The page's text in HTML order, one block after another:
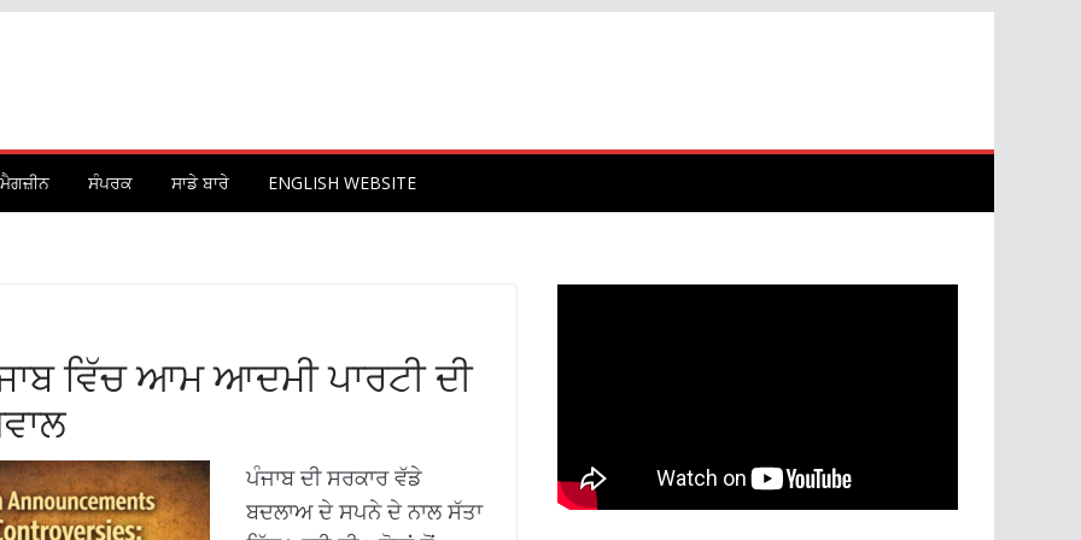
ਮੈਗਜ਼ੀਨ ਸੰਪਰਕ ਸਾਡੇ ਬਾਰੇ ENGLISH WEBSITE
ਵਿੱਚ ਆਮ ਆਦਮੀ ਪਾਰਟੀ ਦੀ
ਪੰਜਾਬ ਦੀ ਸਰਕਾਰ ਵੱਡੇ
ਬਦਲਾਅ ਦੇ ਸਪਨੇ ਦੇ ਨਾਲ ਸੱਤਾ